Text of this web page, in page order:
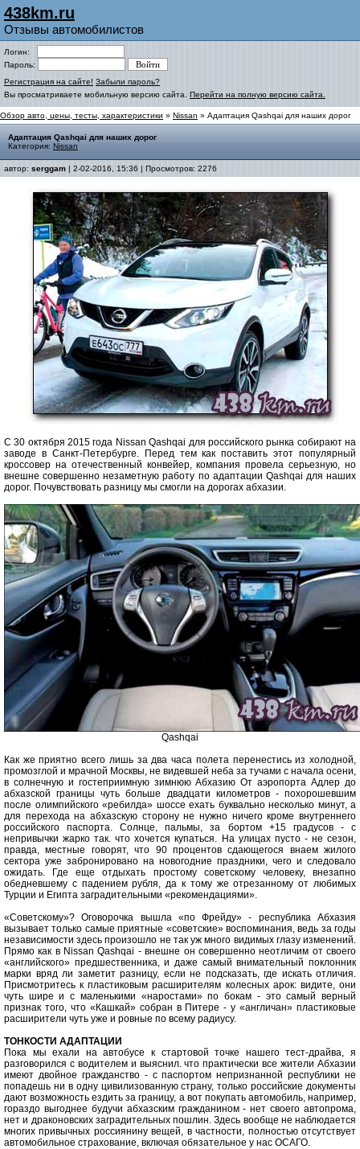
438km.ru
Отзывы автомобилистов
Логин:
Пароль:
Регистрация на сайте! Забыли пароль?
Вы просматриваете мобильную версию сайта. Перейти на полную версию сайта.
Обзор авто, цены, тесты, характеристики » Nissan » Адаптация Qashqai для наших дорог
Адаптация Qashqai для наших дорог
Категория: Nissan
автор: serggam | 2-02-2016, 15:36 | Просмотров: 2276
С 30 октября 2015 года Nissan Qashqai для российского рынка собирают на
заводе в Санкт-Петербурге. Перед тем как поставить этот популярный
кроссовер на отечественный конвейер, компания провела серьезную, но
внешне совершенно незаметную работу по адаптации Qashqai для наших
дорог. Почувствовать разницу мы смогли на дорогах абхазии.
Qashqai
Как же приятно всего лишь за два часа полета перенестись из холодной,
промозглой и мрачной Москвы, не видевшей неба за тучами с начала осени,
в солнечную и гостеприимную зимнюю Абхазию От аэропорта Адлер до
абхазской границы чуть больше двадцати километров - похорошевшим
после олимпийского «ребилда» шоссе ехать буквально несколько минут, а
для перехода на абхазскую сторону не нужно ничего кроме внутреннего
российского паспорта. Солнце, пальмы, за бортом +15 градусов - с
непривычки жарко так. что хочется купаться. На улицах пусто - не сезон,
правда, местные говорят, что 90 процентов сдающегося внаем жилого
сектора уже забронировано на новогодние праздники, чего и следовало
ожидать. Где еще отдыхать простому советскому человеку, внезапно
обедневшему с падением рубля, да к тому же отрезанному от любимых
Турции и Египта заградительными «рекомендациями».
«Советскому»? Оговорочка вышла «по Фрейду» - республика Абхазия
вызывает только самые приятные «советские» воспоминания, ведь за годы
независимости здесь произошло не так уж много видимых глазу изменений.
Прямо как в Nissan Qashqai - внешне он совершенно неотличим от своего
«английского» предшественника, и даже самый внимательный поклонник
марки вряд ли заметит разницу, если не подсказать, где искать отличия.
Присмотритесь к пластиковым расширителям колесных арок: видите, они
чуть шире и с маленькими «наростами» по бокам - это самый верный
признак того, что «Кашкай» собран в Питере - у «англичан» пластиковые
расширители чуть уже и ровные по всему радиусу.
ТОНКОСТИ АДАПТАЦИИ
Пока мы ехали на автобусе к стартовой точке нашего тест-драйва, я
разговорился с водителем и выяснил. что практически все жители Абхазии
имеют двойное гражданство - с паспортом непризнанной республики не
попадешь ни в одну цивилизованную страну, только российские документы
дают возможность ездить за границу, а вот покупать автомобиль, например,
гораздо выгоднее будучи абхазским гражданином - нет своего автопрома,
нет и драконовских заградительных пошлин. Здесь вообще не наблюдается
многих привычных россиянину вещей, в частности, полностью отсутствует
автомобильное страхование, включая обязательное у нас ОСАГО.